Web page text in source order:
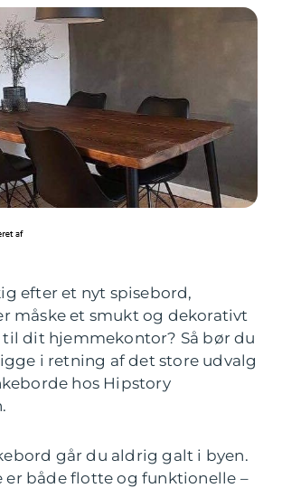
efter et nyt spisebord,
måske et smukt og dekorativt
dit hjemmekontor? Så bør du
i retning af det store udvalg
hos Hipstory
går du aldrig galt i byen.
er både flotte og funktionelle –